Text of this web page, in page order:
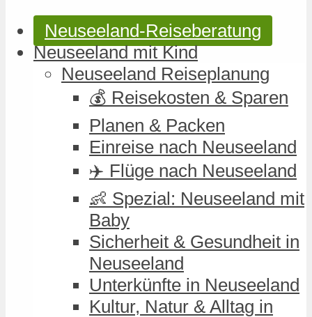
Neuseeland-Reiseberatung
Neuseeland mit Kind
Neuseeland Reiseplanung
💰 Reisekosten & Sparen
Planen & Packen
Einreise nach Neuseeland
✈️ Flüge nach Neuseeland
👶 Spezial: Neuseeland mit
Baby
Sicherheit & Gesundheit in
Neuseeland
Unterkünfte in Neuseeland
Kultur, Natur & Alltag in